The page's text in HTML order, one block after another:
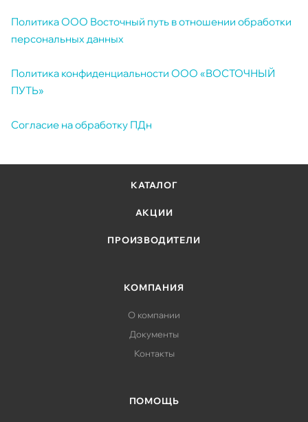
Политика ООО Восточный путь в отношении обработки
персональных данных
Политика конфиденциальности ООО «ВОСТОЧНЫЙ
ПУТЬ»
Согласие на обработку ПДн
КАТАЛОГ
АКЦИИ
ПРОИЗВОДИТЕЛИ
КОМПАНИЯ
О компании
Документы
Контакты
ПОМОЩЬ